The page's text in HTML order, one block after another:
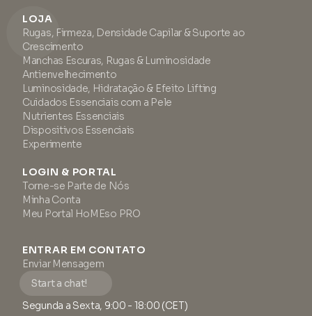
LOJA
Rugas, Firmeza, Densidade Capilar & Suporte ao
Crescimento
Manchas Escuras, Rugas & Luminosidade
Antienvelhecimento
Luminosidade, Hidratação & Efeito Lifting
Cuidados Essenciais com a Pele
Nutrientes Essenciais
Dispositivos Essenciais
Experimente
LOGIN & PORTAL
Torne-se Parte de Nós
Minha Conta
Meu Portal HoMEso PRO
ENTRAR EM CONTATO
Enviar Mensagem
Start a chat!
Segunda a Sexta, 9:00 - 18:00 (CET)